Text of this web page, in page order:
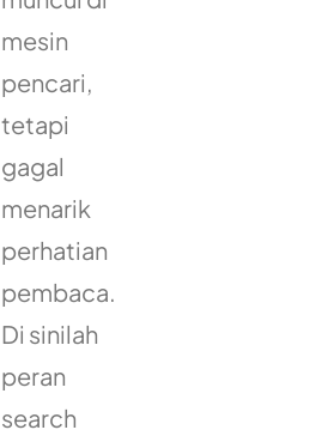
mesin
pencari,
tetapi
gagal
menarik
perhatian
pembaca.
Di sinilah
peran
search